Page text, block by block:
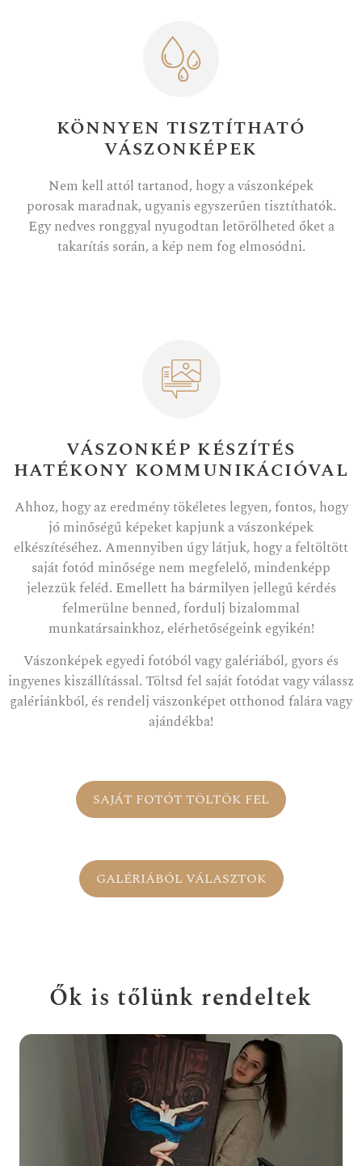
KÖNNYEN TISZTÍTHATÓ
VÁSZONKÉPEK
Nem kell attól tartanod, hogy a vászonképek
porosak maradnak, ugyanis egyszerűen tisztíthatók.
Egy nedves ronggyal nyugodtan letörölheted őket a
takarítás során, a kép nem fog elmosódni.
VÁSZONKÉP KÉSZÍTÉS
HATÉKONY KOMMUNIKÁCIÓVAL
Ahhoz, hogy az eredmény tökéletes legyen, fontos, hogy
jó minőségű képeket kapjunk a vászonképek
elkészítéséhez. Amennyiben úgy látjuk, hogy a feltöltött
saját fotód minősége nem megfelelő, mindenképp
jelezzük feléd. Emellett ha bármilyen jellegű kérdés
felmerülne benned, fordulj bizalommal
munkatársainkhoz, elérhetőségeink egyikén!
Vászonképek egyedi fotóból vagy galériából, gyors és
ingyenes kiszállítással. Töltsd fel saját fotódat vagy válassz
galériánkból, és rendelj vászonképet otthonod falára vagy
ajándékba!
SAJÁT FOTÓT TÖLTÖK FEL
GALÉRIÁBÓL VÁLASZTOK
Ők is tőlünk rendeltek